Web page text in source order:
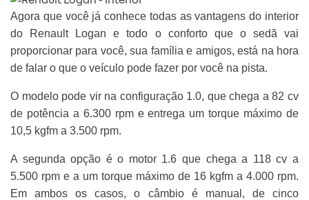
Agora que você já conhece todas as vantagens do interior
do Renault Logan e todo o conforto que o sedã vai
proporcionar para você, sua família e amigos, está na hora
de falar o que o veículo pode fazer por você na pista.
O modelo pode vir na configuração 1.0, que chega a 82 cv
de potência a 6.300 rpm e entrega um torque máximo de
10,5 kgfm a 3.500 rpm.
A segunda opção é o motor 1.6 que chega a 118 cv a
5.500 rpm e a um torque máximo de 16 kgfm a 4.000 rpm.
Em ambos os casos, o câmbio é manual, de cinco